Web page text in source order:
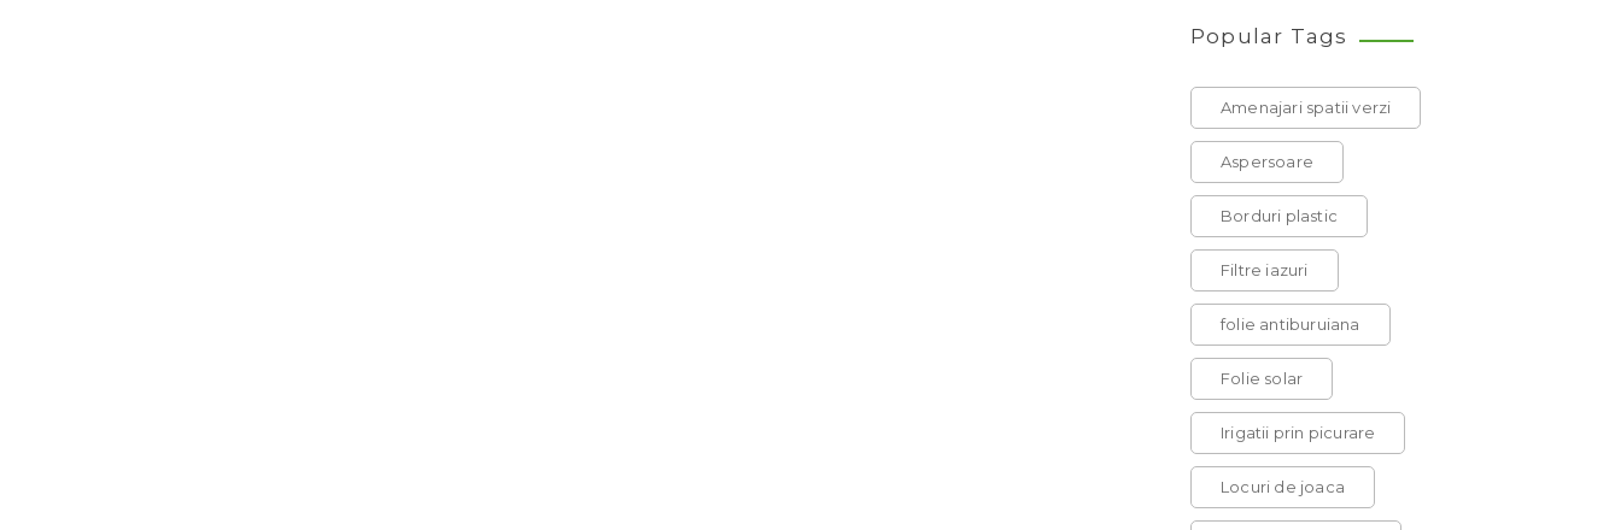
Popular Tags
Amenajari spatii verzi
Aspersoare
Borduri plastic
Filtre iazuri
folie antiburuiana
Folie solar
Irigatii prin picurare
Locuri de joaca